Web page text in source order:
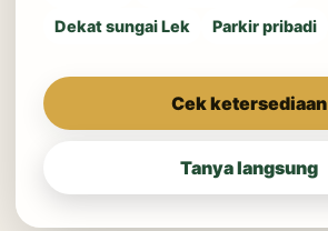
Dekat sungai Lek
Parkir pribadi
Cek ketersediaan
Tanya langsung